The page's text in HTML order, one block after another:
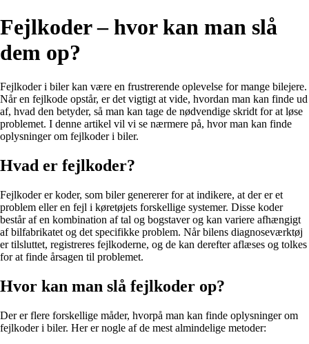
Fejlkoder – hvor kan man slå
dem op?
Fejlkoder i biler kan være en frustrerende oplevelse for mange bilejere.
Når en fejlkode opstår, er det vigtigt at vide, hvordan man kan finde ud
af, hvad den betyder, så man kan tage de nødvendige skridt for at løse
problemet. I denne artikel vil vi se nærmere på, hvor man kan finde
oplysninger om fejlkoder i biler.
Hvad er fejlkoder?
Fejlkoder er koder, som biler genererer for at indikere, at der er et
problem eller en fejl i køretøjets forskellige systemer. Disse koder
består af en kombination af tal og bogstaver og kan variere afhængigt
af bilfabrikatet og det specifikke problem. Når bilens diagnoseværktøj
er tilsluttet, registreres fejlkoderne, og de kan derefter aflæses og tolkes
for at finde årsagen til problemet.
Hvor kan man slå fejlkoder op?
Der er flere forskellige måder, hvorpå man kan finde oplysninger om
fejlkoder i biler. Her er nogle af de mest almindelige metoder: